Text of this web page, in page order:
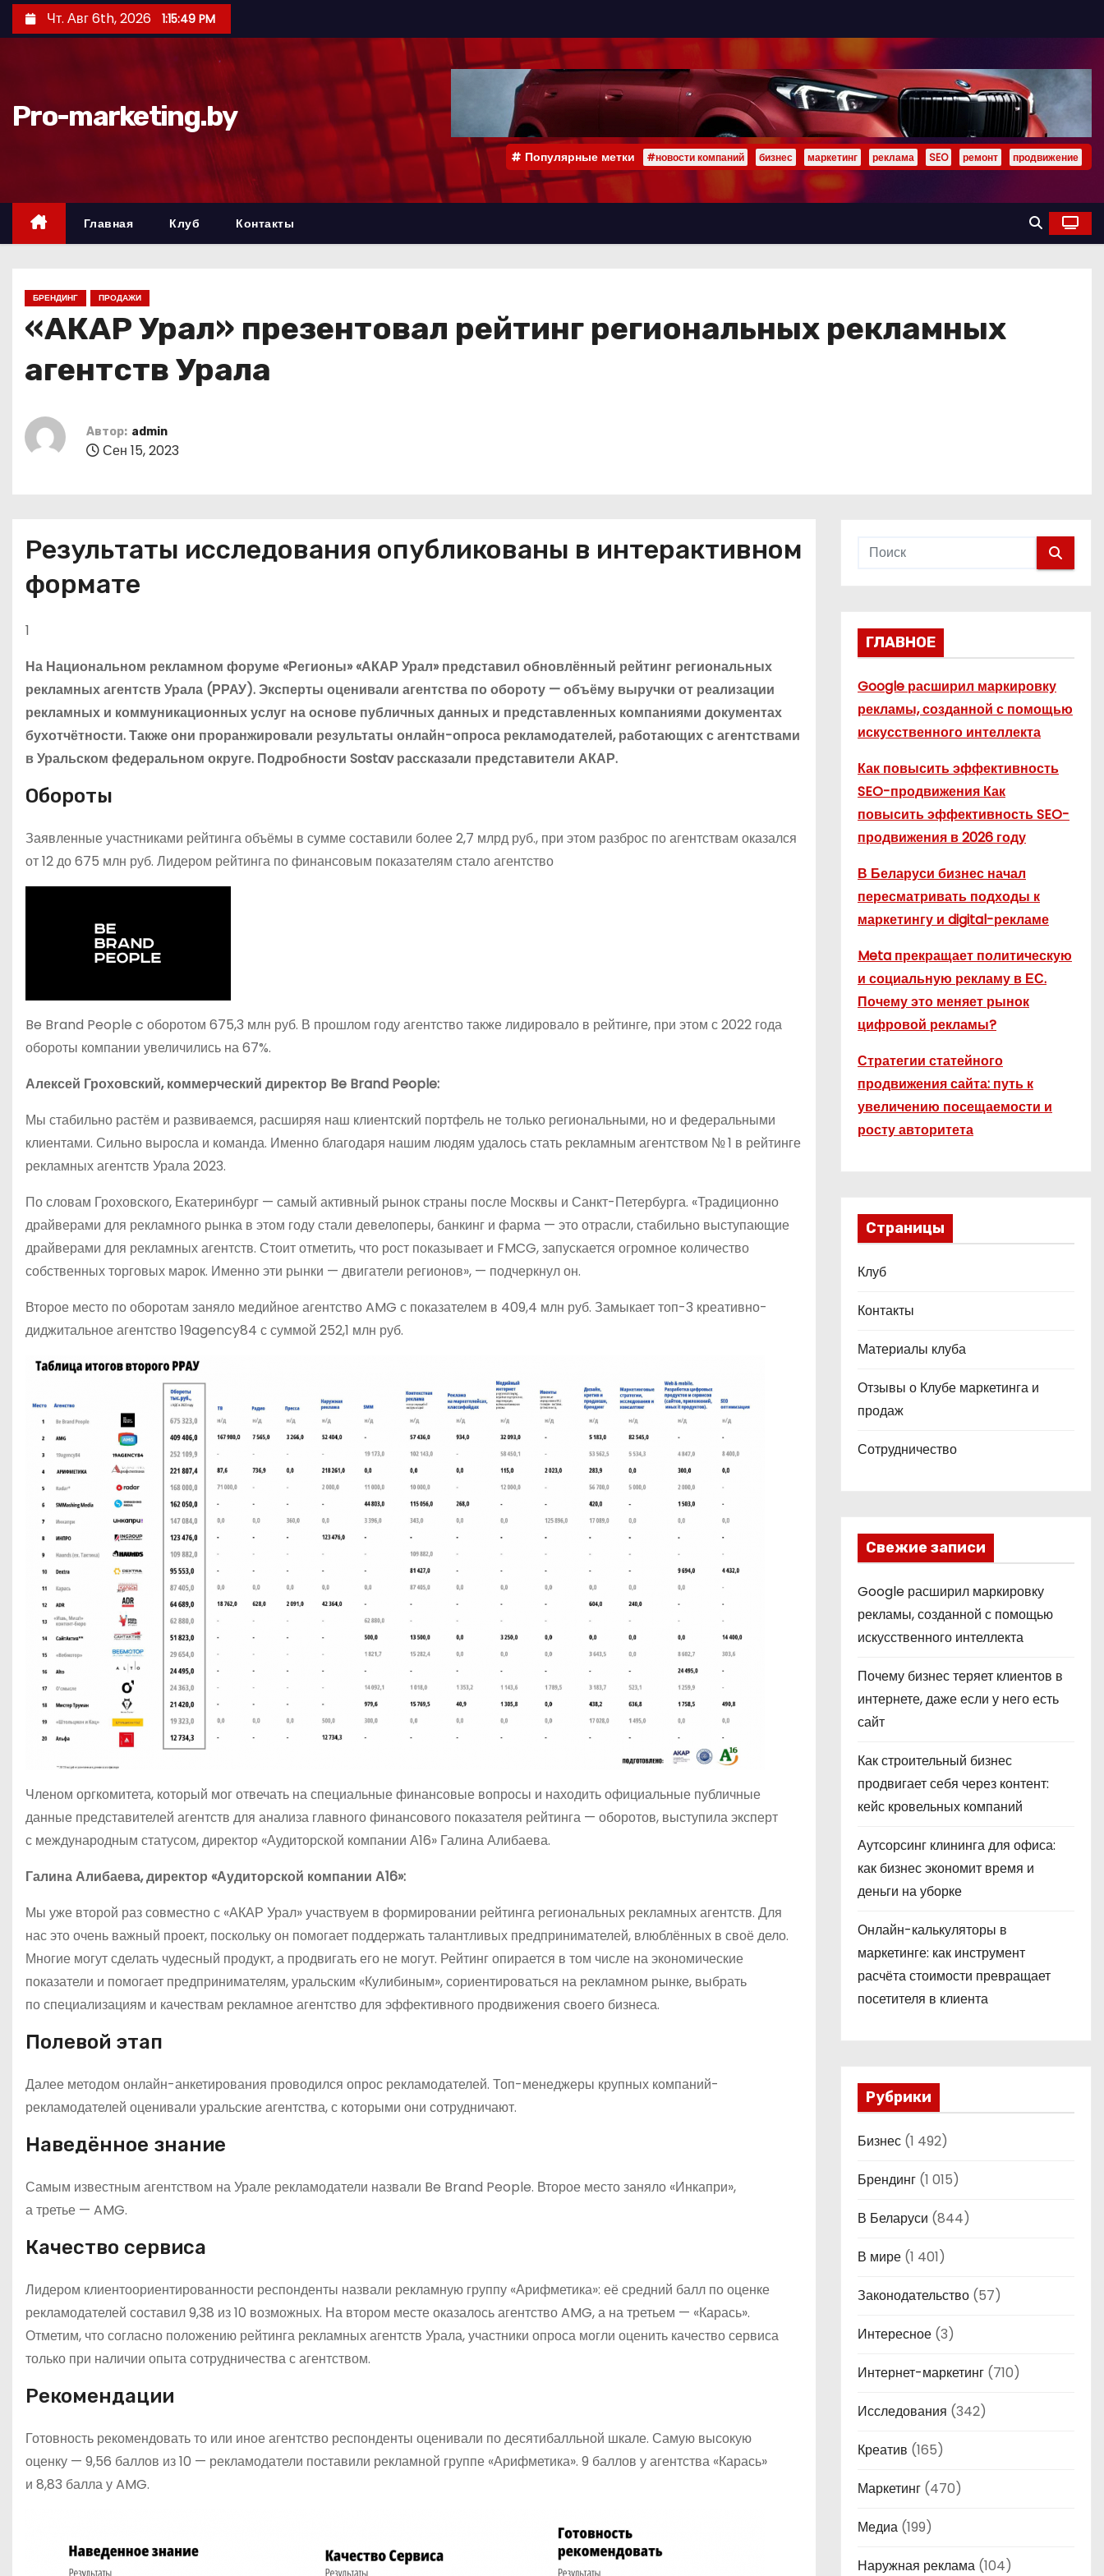
е
д
Чт. Авг 6th, 2026 1:15:50 PM
Pro-marketing.by
Популярные метки #новости компаний бизнес маркетинг реклама SEO ремонт продвижение
Главная Клуб Контакты
БРЕНДИНГ ПРОДАЖИ
«АКАР Урал» презентовал рейтинг региональных рекламных
агентств Урала
Автор: admin
Сен 15, 2023
Результаты исследования опубликованы в интерактивном
формате
1
На Национальном рекламном форуме «Регионы» «АКАР Урал» представил обновлённый рейтинг региональных
рекламных агентств Урала (РРАУ). Эксперты оценивали агентства по обороту — объёму выручки от реализации
рекламных и коммуникационных услуг на основе публичных данных и представленных компаниями документах
бухотчётности. Также они проранжировали результаты онлайн-опроса рекламодателей, работающих с агентствами
в Уральском федеральном округе. Подробности Sostav рассказали представители АКАР.
Обороты
Заявленные участниками рейтинга объёмы в сумме составили более 2,7 млрд руб., при этом разброс по агентствам оказался
от 12 до 675 млн руб. Лидером рейтинга по финансовым показателям стало агентство
Be Brand People c оборотом 675,3 млн руб. В прошлом году агентство также лидировало в рейтинге, при этом с 2022 года
обороты компании увеличились на 67%.
Алексей Гроховский, коммерческий директор Be Brand People:
Мы стабильно растём и развиваемся, расширяя наш клиентский портфель не только региональными, но и федеральными
клиентами. Сильно выросла и команда. Именно благодаря нашим людям удалось стать рекламным агентством № 1 в рейтинге
рекламных агентств Урала 2023.
По словам Гроховского, Екатеринбург — самый активный рынок страны после Москвы и Санкт-Петербурга. «Традиционно
драйверами для рекламного рынка в этом году стали девелоперы, банкинг и фарма — это отрасли, стабильно выступающие
драйверами для рекламных агентств. Стоит отметить, что рост показывает и FMCG, запускается огромное количество
собственных торговых марок. Именно эти рынки — двигатели регионов», — подчеркнул он.
Второе место по оборотам заняло медийное агентство AMG с показателем в 409,4 млн руб. Замыкает топ-3 креативно-
диджитальное агентство 19agency84 с суммой 252,1 млн руб.
Членом оргкомитета, который мог отвечать на специальные финансовые вопросы и находить официальные публичные
данные представителей агентств для анализа главного финансового показателя рейтинга — оборотов, выступила эксперт
с международным статусом, директор «Аудиторской компании А16» Галина Алибаева.
Галина Алибаева, директор «Аудиторской компании А16»:
Мы уже второй раз совместно с «АКАР Урал» участвуем в формировании рейтинга региональных рекламных агентств. Для
нас это очень важный проект, поскольку он помогает поддержать талантливых предпринимателей, влюблённых в своё дело.
Многие могут сделать чудесный продукт, а продвигать его не могут. Рейтинг опирается в том числе на экономические
показатели и помогает предпринимателям, уральским «Кулибиным», сориентироваться на рекламном рынке, выбрать
по специализациям и качествам рекламное агентство для эффективного продвижения своего бизнеса.
Полевой этап
Далее методом онлайн-анкетирования проводился опрос рекламодателей. Топ-менеджеры крупных компаний-
рекламодателей оценивали уральские агентства, с которыми они сотрудничают.
Наведённое знание
Самым известным агентством на Урале рекламодатели назвали Be Brand People. Второе место заняло «Инкапри»,
а третье — AMG.
Качество сервиса
Лидером клиентоориентированности респонденты назвали рекламную группу «Арифметика»: её средний балл по оценке
рекламодателей составил 9,38 из 10 возможных. На втором месте оказалось агентство AMG, а на третьем — «Карась».
Отметим, что согласно положению рейтинга рекламных агентств Урала, участники опроса могли оценить качество сервиса
только при наличии опыта сотрудничества с агентством.
Рекомендации
Готовность рекомендовать то или иное агентство респонденты оценивали по десятибалльной шкале. Самую высокую
оценку — 9,56 баллов из 10 — рекламодатели поставили рекламной группе «Арифметика». 9 баллов у агентства «Карась»
и 8,83 балла у AMG.
ГЛАВНОЕ
Google расширил маркировку
рекламы, созданной с помощью
искусственного интеллекта
Как повысить эффективность
SEO-продвижения Как
повысить эффективность SEO-
продвижения в 2026 году
В Беларуси бизнес начал
пересматривать подходы к
маркетингу и digital-рекламе
Meta прекращает политическую
и социальную рекламу в ЕС.
Почему это меняет рынок
цифровой рекламы?
Стратегии статейного
продвижения сайта: путь к
увеличению посещаемости и
росту авторитета
Страницы
Клуб
Контакты
Материалы клуба
Отзывы о Клубе маркетинга и
продаж
Сотрудничество
Свежие записи
Google расширил маркировку
рекламы, созданной с помощью
искусственного интеллекта
Почему бизнес теряет клиентов в
интернете, даже если у него есть
сайт
Как строительный бизнес
продвигает себя через контент:
кейс кровельных компаний
Аутсорсинг клининга для офиса:
как бизнес экономит время и
деньги на уборке
Онлайн-калькуляторы в
маркетинге: как инструмент
расчёта стоимости превращает
посетителя в клиента
Рубрики
Бизнес (1 492)
Брендинг (1 015)
В Беларуси (844)
В мире (1 401)
Законодательство (57)
Интересное (3)
Интернет-маркетинг (710)
Исследования (342)
Креатив (165)
Маркетинг (470)
Медиа (199)
Наружная реклама (104)